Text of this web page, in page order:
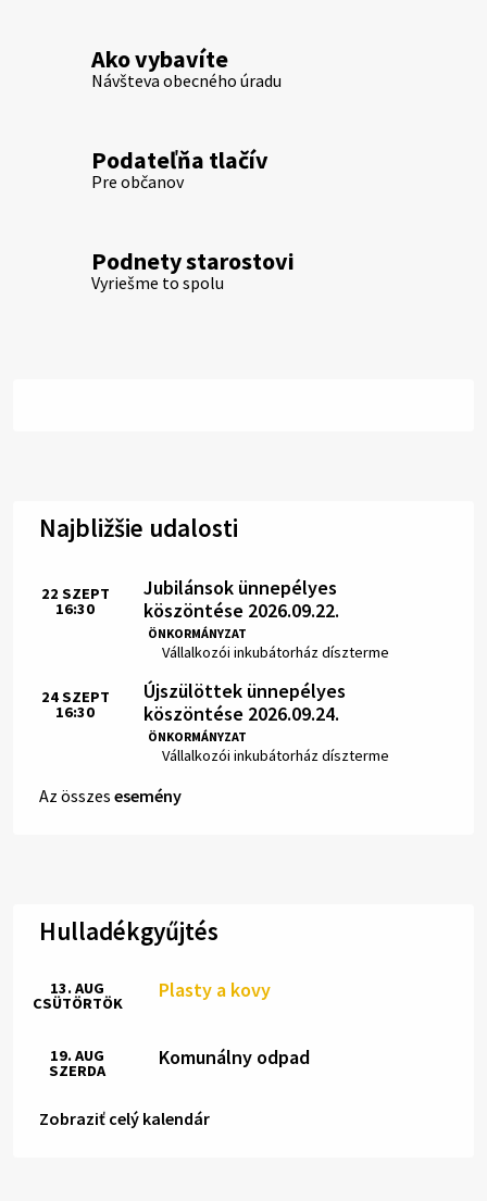
Ako vybavíte
Návšteva obecného úradu
Podateľňa tlačív
Pre občanov
Podnety starostovi
Vyriešme to spolu
Najbližšie udalosti
Jubilánsok ünnepélyes
köszöntése 2026.09.22.
ÖNKORMÁNYZAT
Hely:
Vállalkozói inkubátorház díszterme
Idő:
22 SZEPT
16:30
Újszülöttek ünnepélyes
köszöntése 2026.09.24.
ÖNKORMÁNYZAT
Hely:
Vállalkozói inkubátorház díszterme
Idő:
24SZEPT
16:30
Az összes esemény
Hulladékgyűjtés
Plasty a kovy
13. AUG
CSÜTÖRTÖK
Komunálny odpad
19. AUG
SZERDA
Zobraziť celý kalendár